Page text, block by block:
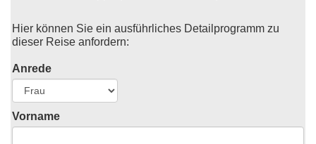
Hier können Sie ein ausführliches Detailprogramm zu
dieser Reise anfordern:
Anrede
Vorname